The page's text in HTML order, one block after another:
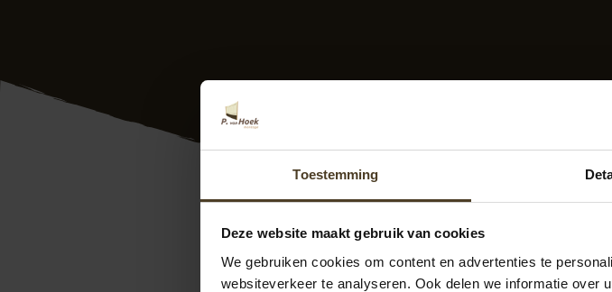
Toestemming
Deze website maakt gebruik van cookies
We gebruiken cookies om content en advertenties te
websiteverkeer te analyseren. Ook delen we informatie over